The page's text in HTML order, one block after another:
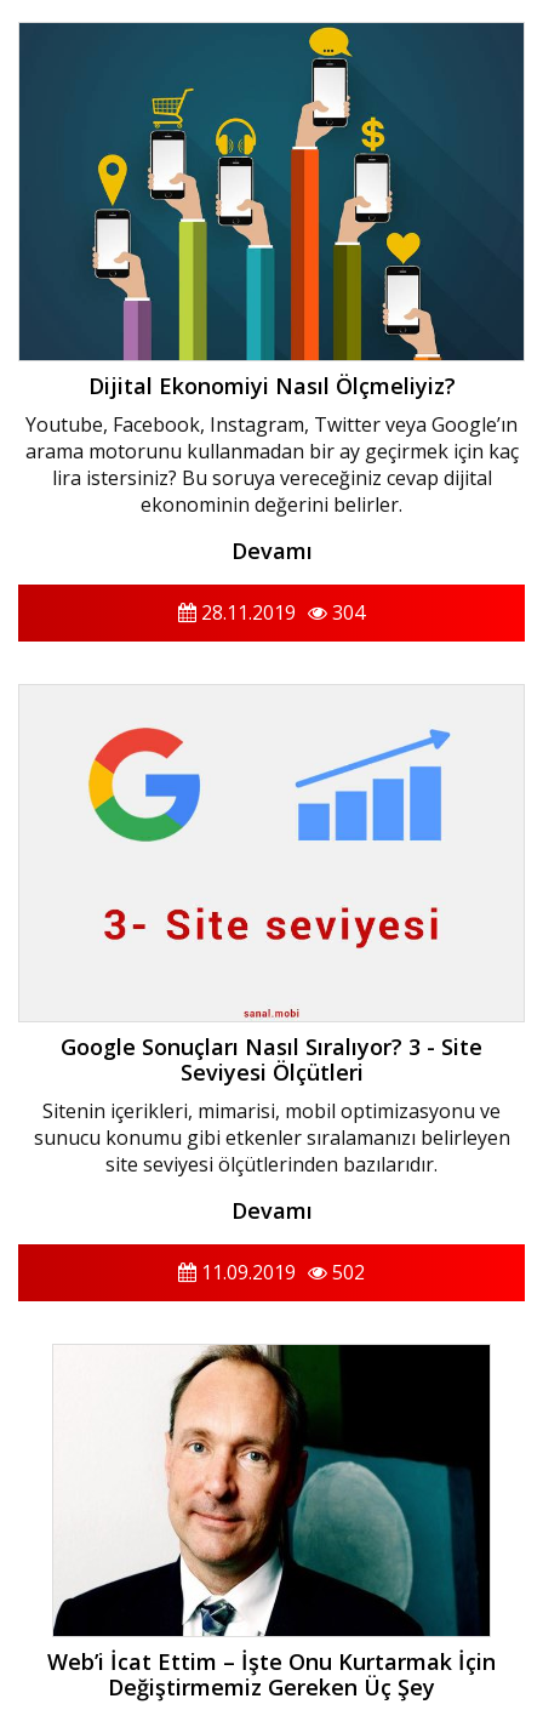
Dijital Ekonomiyi Nasıl Ölçmeliyiz?
Youtube, Facebook, Instagram, Twitter veya Google’ın
arama motorunu kullanmadan bir ay geçirmek için kaç
lira istersiniz? Bu soruya vereceğiniz cevap dijital
ekonominin değerini belirler.
Devamı
28.11.2019 304
Google Sonuçları Nasıl Sıralıyor? 3 - Site
Seviyesi Ölçütleri
Sitenin içerikleri, mimarisi, mobil optimizasyonu ve
sunucu konumu gibi etkenler sıralamanızı belirleyen
site seviyesi ölçütlerinden bazılarıdır.
Devamı
11.09.2019 502
Web’i İcat Ettim – İşte Onu Kurtarmak İçin
Değiştirmemiz Gereken Üç Şey